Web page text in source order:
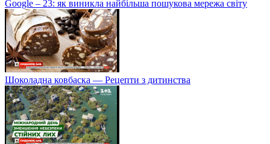
Google – 23: як виникла найбільша пошукова мережа світу
Шоколадна ковбаска — Рецепти з дитинства